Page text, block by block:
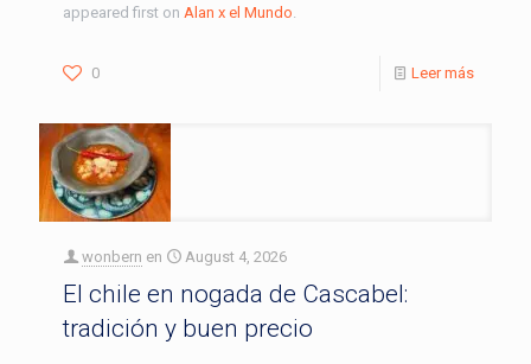
appeared first on Alan x el Mundo
0 Leer más
wonbern en August 4, 2026
El chile en nogada de Cascabel:
tradición y buen precio